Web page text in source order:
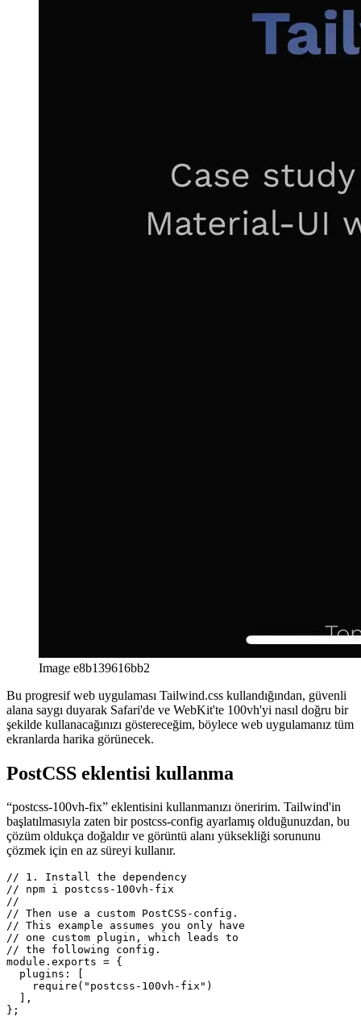
Image e8b139616bb2
Bu progresif web uygulaması Tailwind.css kullandığından, güvenli
şekilde kullanacağınızı göstereceğim, böylece web uygulamanız tüm
PostCSS eklentisi kullanma
“postcss-100vh-fix” eklentisini kullanmanızı öneririm. Tailwind'in
başlatılmasıyla zaten bir postcss-config ayarlamış olduğunuzdan, bu
çözüm oldukça doğaldır ve görüntü alanı yüksekliği sorununu
çözmek için en az süreyi kullanır.
// 1. Install the dependency
// npm i postcss-100vh-fix
//
// Then use a custom PostCSS-config.
// This example assumes you only have
// one custom plugin, which leads to
// the following config.
module.exports = {